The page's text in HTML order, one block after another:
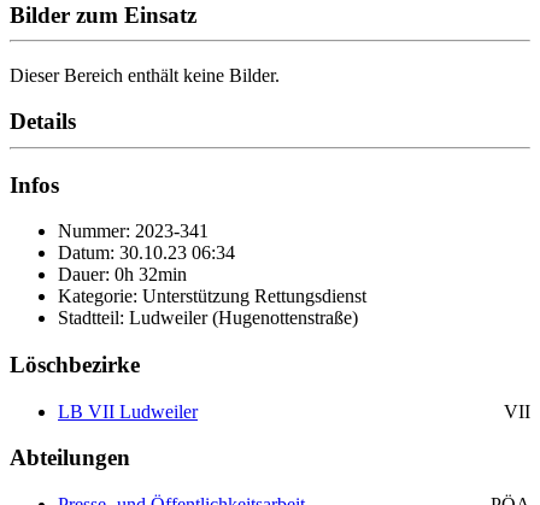
Bilder zum Einsatz
Dieser Bereich enthält keine Bilder.
Details
Infos
Nummer: 2023-341
Datum: 30.10.23 06:34
Dauer: 0h 32min
Kategorie: Unterstützung Rettungsdienst
Stadtteil: Ludweiler (Hugenottenstraße)
Löschbezirke
LB VII Ludweiler VII
Abteilungen